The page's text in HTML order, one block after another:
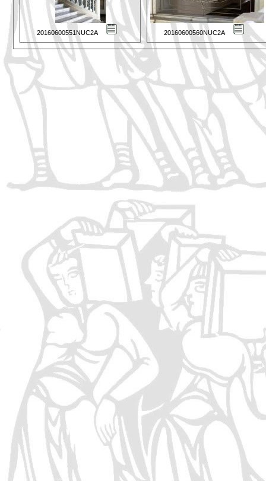
20160600551NUC2A 20160600560NUC2A